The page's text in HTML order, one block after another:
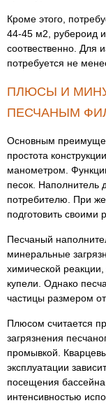
Кроме этого,
44-45 м2, рубероид
соотвественно. Для
потребуется не
ПЛЮСЫ И
ПЕСЧАНЫМ
Основным
простота
манометром.
песок. Наполнитель
потребителю. При
подготовить своими
Песчаный
минеральные
химической
купели. Однако
частицы размером
Плюсом считается
загрязнения
промывкой.
эксплуатации
посещения бассейна
интенсивностью